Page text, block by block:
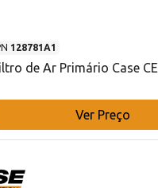
128781A1
de Ar Primário Case CE
Ver Preço